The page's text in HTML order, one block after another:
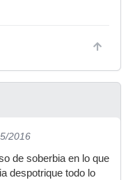
2016
de soberbia en lo que
despotrique todo lo